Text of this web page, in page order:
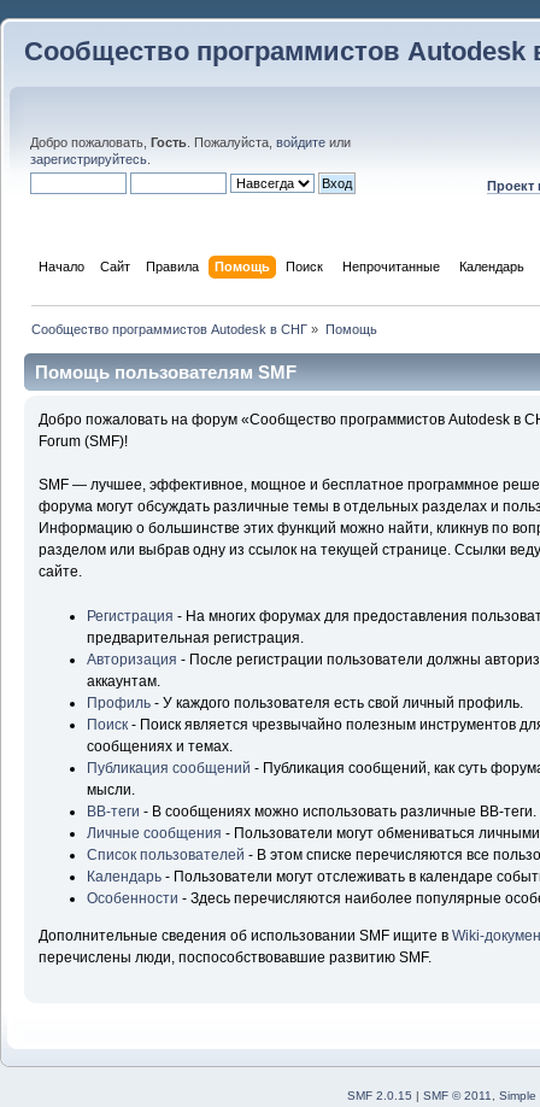
Сообщество программистов Autodesk
Добро пожаловать, Гость . Пожалуйста, войдите или
зарегистрируйтесь
Проект
Начало Сайт Правила Помощь Поиск Непрочитанные Календарь
Сообщество программистов Autodesk в СНГ » Помощь
Помощь пользователям SMF
Добро пожаловать на форум «Сообщество программистов Autodesk в
Forum (SMF)!
SMF — лучшее, эффективное, мощное и бесплатное программное
форума могут обсуждать различные темы в отдельных разделах и
Информацию о большинстве этих функций можно найти, кликнув по
разделом или выбрав одну из ссылок на текущей странице. Ссылки
сайте.
Регистрация - На многих форумах для предоставления
предварительная регистрация.
Авторизация - После регистрации пользователи должны
аккаунтам.
Профиль - У каждого пользователя есть свой личный профиль.
Поиск - Поиск является чрезвычайно полезным инструментов
сообщениях и темах.
Публикация сообщений - Публикация сообщений, как суть
мысли.
BB-теги - В сообщениях можно использовать различные BB-теги.
Личные сообщения - Пользователи могут обмениваться
Список пользователей - В этом списке перечисляются все
Календарь - Пользователи могут отслеживать в календаре
Особенности - Здесь перечисляются наиболее популярные
Дополнительные сведения об использовании SMF ищите вWiki-
перечислены люди, поспособствовавшие развитию SMF.
SMF 2.0.15 | SMF © 2011, Simple